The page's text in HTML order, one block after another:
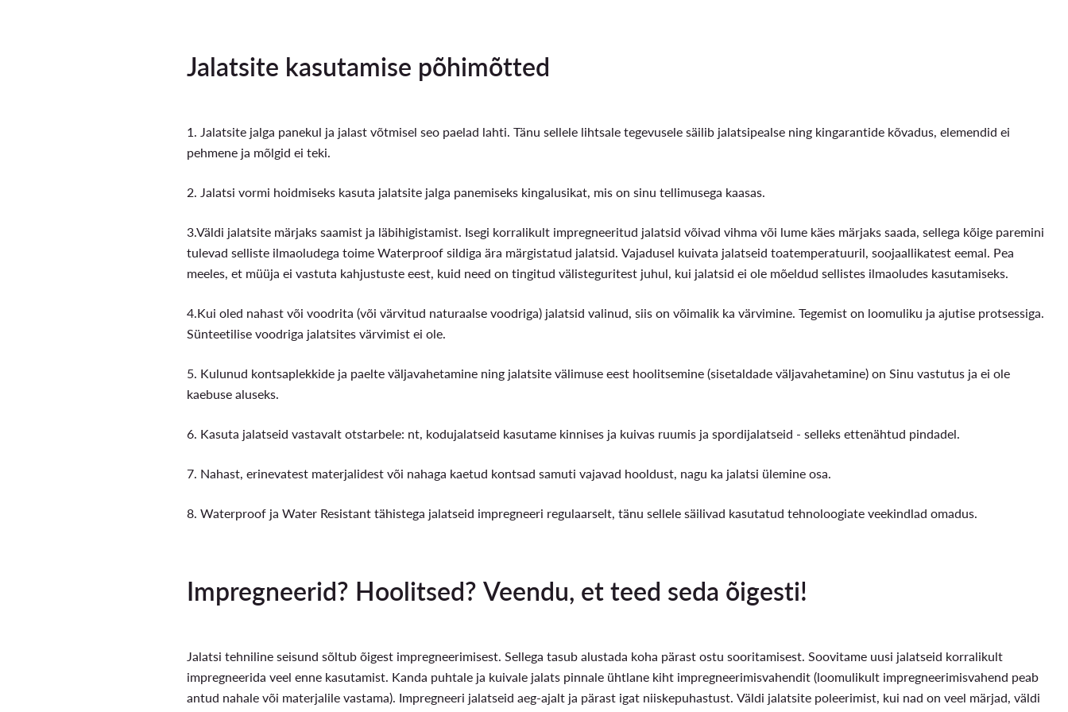
Jalatsite kasutamise põhimõtted
1. Jalatsite jalga panekul ja jalast võtmisel seo paelad lahti. Tänu sellele lihtsale tegevusele säilib jalatsipealse ning kingarantide kõvadus, elemendid ei
pehmene ja mõlgid ei teki.
2. Jalatsi vormi hoidmiseks kasuta jalatsite jalga panemiseks kingalusikat, mis on sinu tellimusega kaasas.
3.Väldi jalatsite märjaks saamist ja läbihigistamist. Isegi korralikult impregneeritud jalatsid võivad vihma või lume käes märjaks saada, sellega kõige paremini
tulevad selliste ilmaoludega toime Waterproof sildiga ära märgistatud jalatsid. Vajadusel kuivata jalatseid toatemperatuuril, soojaallikatest eemal. Pea
meeles, et müüja ei vastuta kahjustuste eest, kuid need on tingitud välisteguritest juhul, kui jalatsid ei ole mõeldud sellistes ilmaoludes kasutamiseks.
4.Kui oled nahast või voodrita (või värvitud naturaalse voodriga) jalatsid valinud, siis on võimalik ka värvimine. Tegemist on loomuliku ja ajutise protsessiga.
Sünteetilise voodriga jalatsites värvimist ei ole.
5. Kulunud kontsaplekkide ja paelte väljavahetamine ning jalatsite välimuse eest hoolitsemine (sisetaldade väljavahetamine) on Sinu vastutus ja ei ole
kaebuse aluseks.
6. Kasuta jalatseid vastavalt otstarbele: nt, kodujalatseid kasutame kinnises ja kuivas ruumis ja spordijalatseid - selleks ettenähtud pindadel.
7. Nahast, erinevatest materjalidest või nahaga kaetud kontsad samuti vajavad hooldust, nagu ka jalatsi ülemine osa.
8. Waterproof ja Water Resistant tähistega jalatseid impregneeri regulaarselt, tänu sellele säilivad kasutatud tehnoloogiate veekindlad omadus.
Impregneerid? Hoolitsed? Veendu, et teed seda õigesti!
Jalatsi tehniline seisund sõltub õigest impregneerimisest. Sellega tasub alustada koha pärast ostu sooritamisest. Soovitame uusi jalatseid korralikult
impregneerida veel enne kasutamist. Kanda puhtale ja kuivale jalats pinnale ühtlane kiht impregneerimisvahendit (loomulikult impregneerimisvahend peab
antud nahale või materjalile vastama). Impregneeri jalatseid aeg-ajalt ja pärast igat niiskepuhastust. Väldi jalatsite poleerimist, kui nad on veel märjad, väldi